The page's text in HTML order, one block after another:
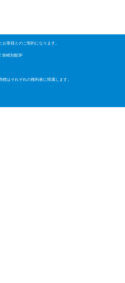
客様とのご契約になります。
泉崎別館3F
はそれぞれの権利者に帰属します。